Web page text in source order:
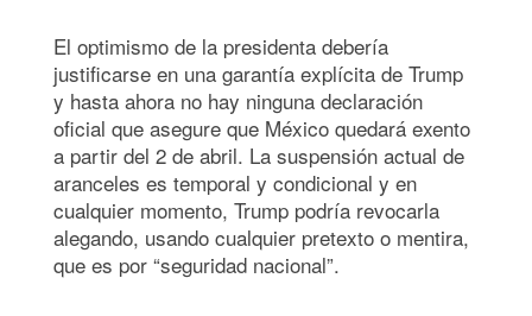
El optimismo de la presidenta debería
justificarse en una garantía explícita de Trump
y hasta ahora no hay ninguna declaración
oficial que asegure que México quedará exento
a partir del 2 de abril. La suspensión actual de
aranceles es temporal y condicional y en
cualquier momento, Trump podría revocarla
alegando, usando cualquier pretexto o mentira,
que es por “seguridad nacional”.